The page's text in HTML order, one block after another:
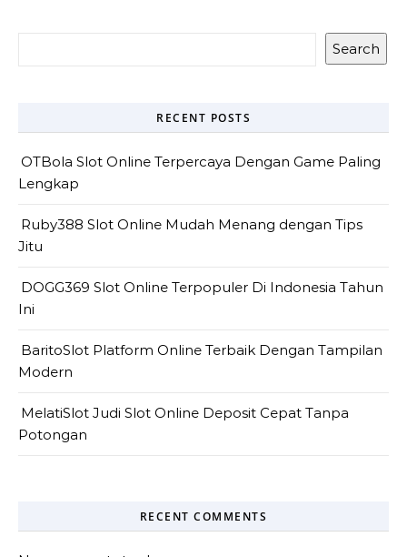
Search
RECENT POSTS
OTBola Slot Online Terpercaya Dengan Game Paling
Lengkap
Ruby388 Slot Online Mudah Menang dengan Tips
Jitu
DOGG369 Slot Online Terpopuler Di Indonesia Tahun
Ini
BaritoSlot Platform Online Terbaik Dengan Tampilan
Modern
MelatiSlot Judi Slot Online Deposit Cepat Tanpa
Potongan
RECENT COMMENTS